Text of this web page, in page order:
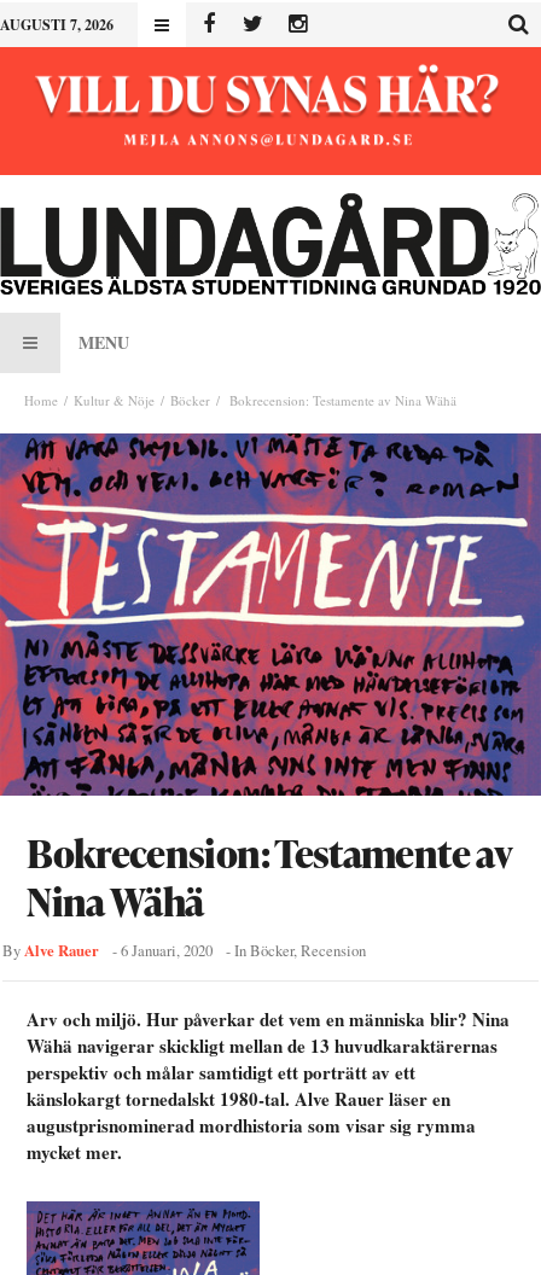
AUGUSTI 7, 2026
MENU
Home Kultur & Nöje Böcker Bokrecension: Testamente av Nina Wähä
Bokrecension: Testamente av
Nina Wähä
ByAlve Rauer -6 Januari, 2020 - InBöcker,Recension
Arv och miljö. Hur påverkar det vem en människa blir? Nina
Wähä navigerar skickligt mellan de 13 huvudkaraktärernas
perspektiv och målar samtidigt ett porträtt av ett
känslokargt tornedalskt 1980-tal. Alve Rauer läser en
augustprisnominerad mordhistoria som visar sig rymma
mycket mer.